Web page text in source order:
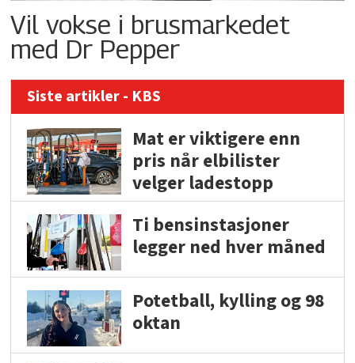
Vil vokse i brusmarkedet
med Dr Pepper
Siste artikler - KBS
Mat er viktigere enn
pris når elbilister
velger ladestopp
Ti bensinstasjoner
legger ned hver måned
Potetball, kylling og 98
oktan